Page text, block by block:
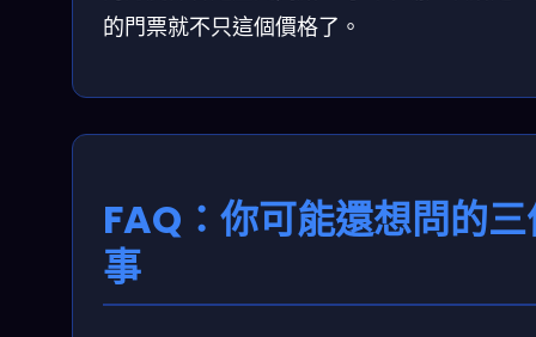
的門票就不只這個價格了。
FAQ：你可能還想問的
事